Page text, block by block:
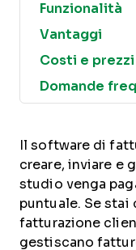
Funzionalità
Vantaggi
Costi e prezzi
Domande
Il software di
creare, inviare e
studio venga
puntuale. Se
fatturazione
gestiscano